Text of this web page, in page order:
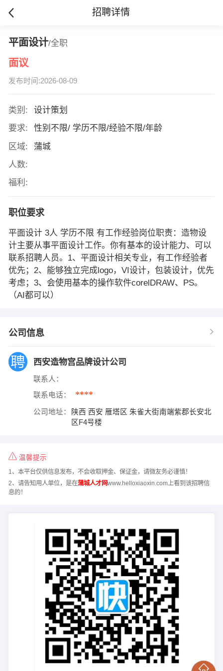
招聘详情
平面设计/全职
面议
发布时间:2026-08-09
类别:
设计策划
要求:
性别不限/ 学历不限/经验不限/年龄
区域:
蒲城
人数:
福利:
职位要求
平面设计 3人 学历不限 有工作经验岗位职责：造物设
计主要从事平面设计工作。你有基本的设计能力、可以
联系招聘人员。1、平面设计相关专业，有工作经验者
优先；2、能够独立完成logo，VI设计，包装设计，优先
考虑；3、会使用基本的操作软件corelDRAW、PS。
（AI都可以）
公司信息
西安造物宫品牌设计公司
联系人：
联系电话： ****
公司地址：
陕西 西安 雁塔区 朱雀大街南端紫郡长安北
区F4号楼
温馨提示
1、本平台仅供信息发布，不会收取押金、保证金，请微友务必谨慎！
2、请告知用人单位，是在蒲城人才网www.helloxiaoxin.com上看到该招聘信
息的！